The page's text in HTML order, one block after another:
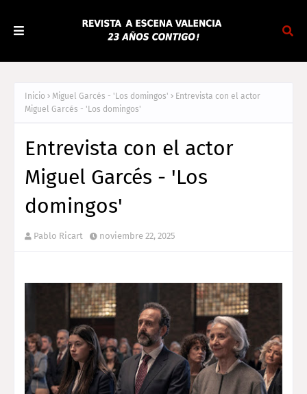
Inicio Miguel Garcés - 'Los domingos'
Entrevista con el actor
Miguel Garcés - 'Los domingos'
Entrevista con el actor
Miguel Garcés - 'Los
domingos'
Pablo Ricart noviembre 22, 2025